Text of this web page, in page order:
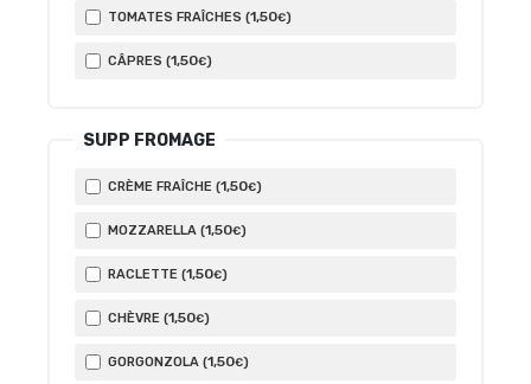
TOMATES FRAÎCHES (1,50€)
CÂPRES (1,50€)
SUPP FROMAGE
CRÈME FRAÎCHE (1,50€)
MOZZARELLA (1,50€)
RACLETTE (1,50€)
CHÈVRE (1,50€)
GORGONZOLA (1,50€)